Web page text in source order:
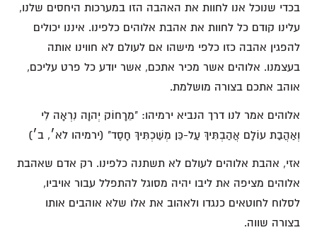
בכדי שנוכל אנו לחוות את האהבה הזו במערכות היחסים שלנו,
עלינו קודם כל לחוות את אהבת אלוהים כלפינו. איננו יכולים
להפגין אהבה כזו כלפי מישהו אם לעולם לא חווינו אותה
בעצמנו. אלוהים אשר מכיר אתכם, אשר יודע כל פרט עליכם,
אוהב אתכם בצורה מושלמת.
אלוהים אמר לנו דרך הנביא ירמיהו: "מֵרָחוֹק יְהוָה נִרְאָה לִי
וְאַהֲבַת עוֹלָם אֲהַבְתִּיךְ עַל-כֵּן מְשַׁכְתִּיךְ חָסֶד" (ירמיהו לא׳, ב׳)
אזי, אהבת אלוהים לעולם לא תשתנה כלפינו. רק אדם שאהבת
אלוהים מציפה את ליבו יהיה מסוגל להתפלל עבור אויביו,
לסלוח לחוטאים כנגדו ולאהוב את אלו שלא אוהבים אותו
בצורה שווה.